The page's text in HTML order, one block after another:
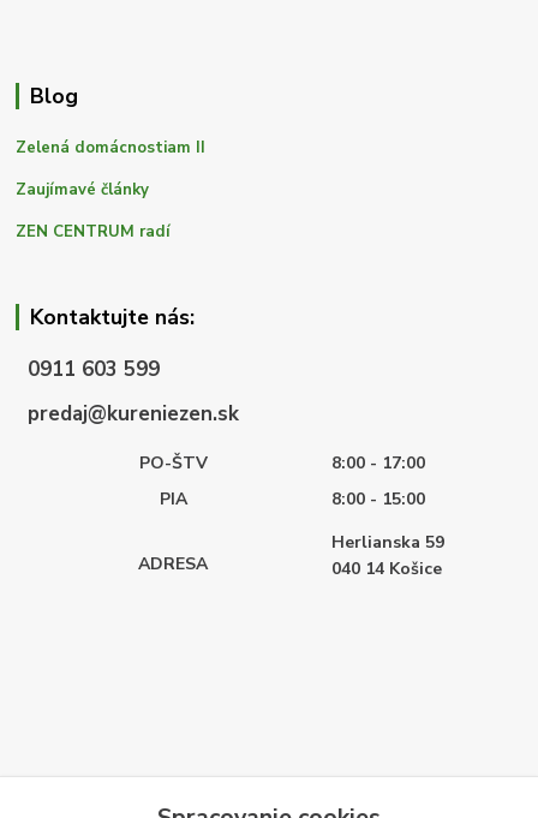
Blog
Zelená domácnostiam II
Zaujímavé články
ZEN CENTRUM radí
Kontaktujte nás:
0911 603 599
predaj@kureniezen.sk
PO-ŠTV
8:00 - 17:00
PIA
8:00 - 15:00
ADRESA
Herlianska 59
040 14 Košice